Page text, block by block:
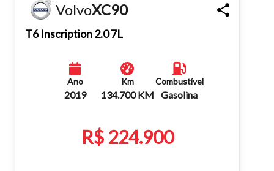
Fechar
VolvoXC90
T6 Inscription 2.0 7L
Ano
2019
Km
134.700 KM
Combustível
Gasolina
R$ 224.900